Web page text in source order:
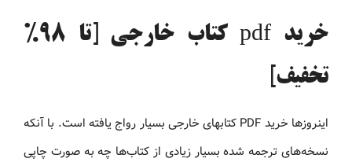
خرید pdf کتاب خارجی [تا 98%
تخفیف]
اینروزها خرید PDF کتاب‎های خارجی بسیار رواج یافته است. با آنکه
نسخه‌های ترجمه شده بسیار زیادی از کتاب‌ها چه به صورت چاپی